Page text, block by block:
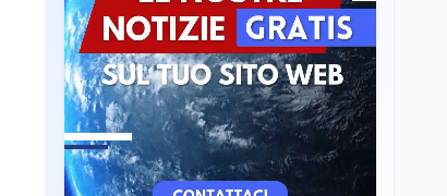
Mondo8 ago
A Nonthaburi il killer
14enne era bullizzato: la
CZ-75 era del nonno